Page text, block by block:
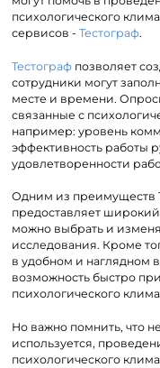
психологического
сервисов -Тестограф.
Тестограф позволяет
сотрудники могут
месте и времени.
связанные с
например: уровень
эффективность работы
удовлетворенности
Одним из преимуществ
предоставляет
можно выбрать и
исследования. Кроме
в удобном и наглядном
возможность быстро
психологического
Но важно помнить, что
используется,
психологического